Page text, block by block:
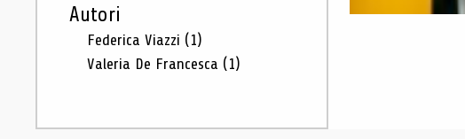
Autori
Federica Viazzi (1)
Valeria De Francesca (1)